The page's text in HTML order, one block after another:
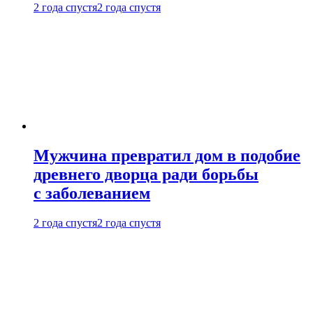
2 года спустя2 года спустя
Мужчина превратил дом в подобие
древнего дворца ради борьбы
с заболеванием
2 года спустя2 года спустя